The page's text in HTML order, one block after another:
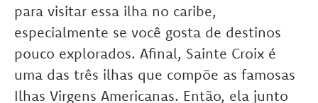
para visitar essa ilha no caribe,
especialmente se você gosta de destinos
pouco explorados. Afinal, Sainte Croix é
uma das três ilhas que compõe as famosas
Ilhas Virgens Americanas. Então, ela junto